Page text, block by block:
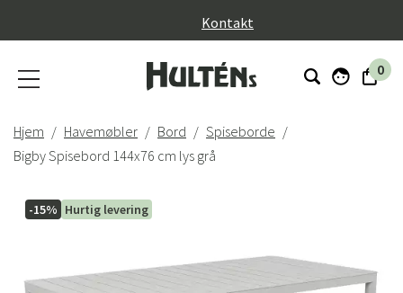
Kontakt
0
Hjem Havemøbler Bord
Spiseborde
Bigby Spisebord 144x76 cm lys grå
-15% Hurtig levering